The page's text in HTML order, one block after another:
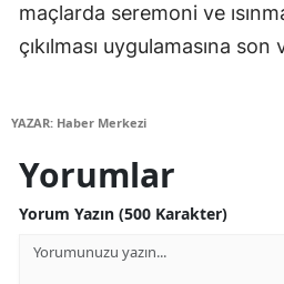
maçlarda seremoni ve
çıkılması uygulamasına
YAZAR: Haber Merkezi
Yorumlar
Yorum Yazın (500 Karakter)